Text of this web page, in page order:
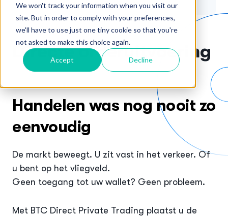
We won't track your information when you visit our
site. But in order to comply with your preferences,
we'll have to use just one tiny cookie so that you're
not asked to make this choice again.
Accept Decline
Directe orderuitvoering
Handelen was nog nooit zo
eenvoudig
De markt beweegt. U zit vast in het verkeer. Of
u bent op het vliegveld.
Geen toegang tot uw wallet? Geen probleem.
Met BTC Direct Private Trading plaatst u de